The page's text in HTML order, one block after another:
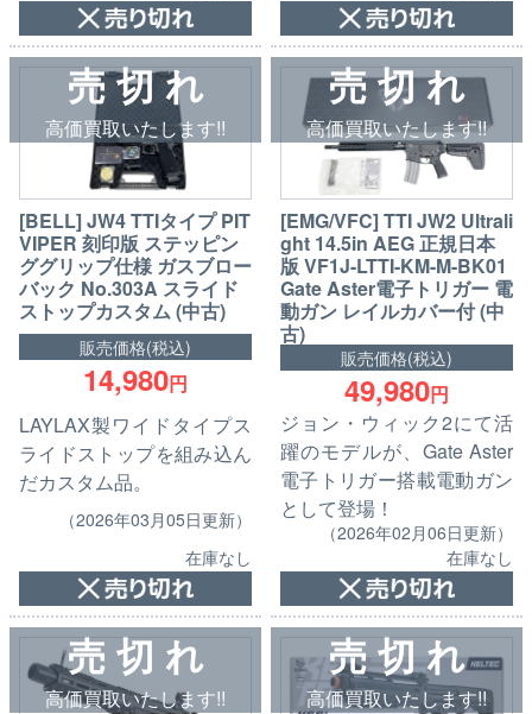
売 切 れ
高価買取いたします!!
[BELL] JW4 TTIタイプ PIT
VIPER 刻印版 ステッピン
ググリップ仕様 ガスブロー
バック No.303A スライド
ストップカスタム (中古)
販売価格(税込)
14,980円
LAYLAX製ワイドタイプス
ライドストップを組み込ん
だカスタム品。
（2026年03月05日更新）
在庫なし
売 切 れ
高価買取いたします!!
[EMG/VFC] TTI JW2 Ultrali
ght 14.5in AEG 正規日本
版 VF1J-LTTI-KM-M-BK01
Gate Aster電子トリガー 電
動ガン レイルカバー付 (中
古)
販売価格(税込)
49,980円
ジョン・ウィック2にて活
躍のモデルが、Gate Aster
電子トリガー搭載電動ガン
として登場！
（2026年02月06日更新）
在庫なし
売 切 れ
高価買取いたします!!
売 切 れ
高価買取いたします!!